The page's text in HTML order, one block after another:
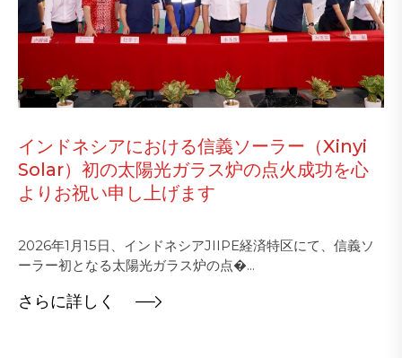
インドネシアにおける信義ソーラー（Xinyi
Solar）初の太陽光ガラス炉の点火成功を心
よりお祝い申し上げます
2026年1月15日、インドネシアJIIPE経済特区にて、信義ソ
ーラー初となる太陽光ガラス炉の点�...
さらに詳しく